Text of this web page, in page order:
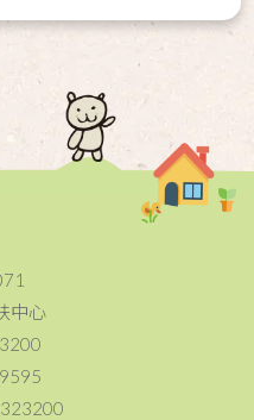
中心